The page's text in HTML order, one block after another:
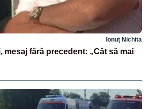
Ionuț Nichita
mesaj fără precedent: „Cât să mai